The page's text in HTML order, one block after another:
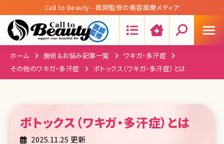
Call to Beauty - 医師監修の美容医療メディア
ホーム 施術＆お悩み記事一覧
ワキガ・多汗症
その他のワキガ・多汗症
ボトックス（ワキガ・多汗症）とは
ボトックス（ワキガ・多汗症） とは
2025.11.25 更新